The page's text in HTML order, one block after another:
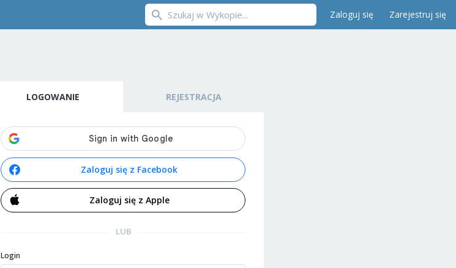
Zaloguj się Zarejestruj się
LOGOWANIE REJESTRACJA
Zaloguj się z Facebook
Zaloguj się z Apple
LUB
Login